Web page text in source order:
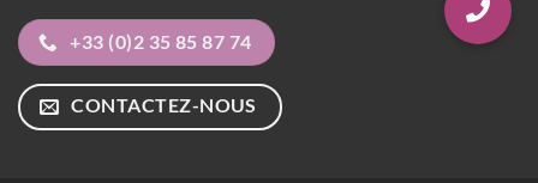
+33 (0)2 35 85 87 74
CONTACTEZ-NOUS